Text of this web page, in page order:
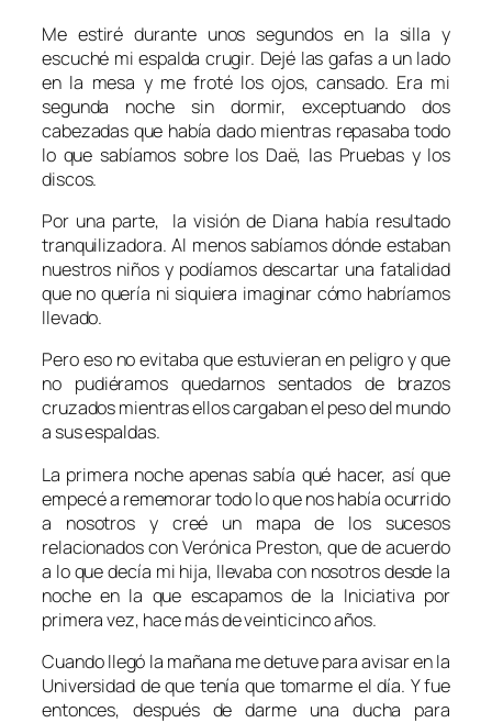
Me estiré durante unos segundos en la silla y
escuché mi espalda crugir. Dejé las gafas a un lado
en la mesa y me froté los ojos, cansado. Era mi
segunda noche sin dormir, exceptuando dos
cabezadas que había dado mientras repasaba todo
lo que sabíamos sobre los Daë, las Pruebas y los
discos.
Por una parte, la visión de Diana había resultado
tranquilizadora. Al menos sabíamos dónde estaban
nuestros niños y podíamos descartar una fatalidad
que no quería ni siquiera imaginar cómo habríamos
llevado.
Pero eso no evitaba que estuvieran en peligro y que
no pudiéramos quedarnos sentados de brazos
cruzados mientras ellos cargaban el peso del mundo
a sus espaldas.
La primera noche apenas sabía qué hacer, así que
empecé a rememorar todo lo que nos había ocurrido
a nosotros y creé un mapa de los sucesos
relacionados conVerónica Preston, que de acuerdo
a lo que decía mi hija, llevaba con nosotros desde la
noche en la que escapamos de la Iniciativa por
primera vez, hace más de veinticinco años.
Cuando llegó la mañana me detuve para avisar en la
Universidad de que tenía que tomarme el día. Y fue
entonces, después de darme una ducha para